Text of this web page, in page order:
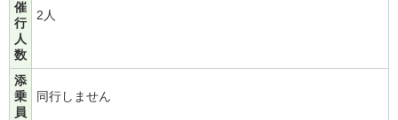
催
行
人
数
2人
添
乗
員
同行しません